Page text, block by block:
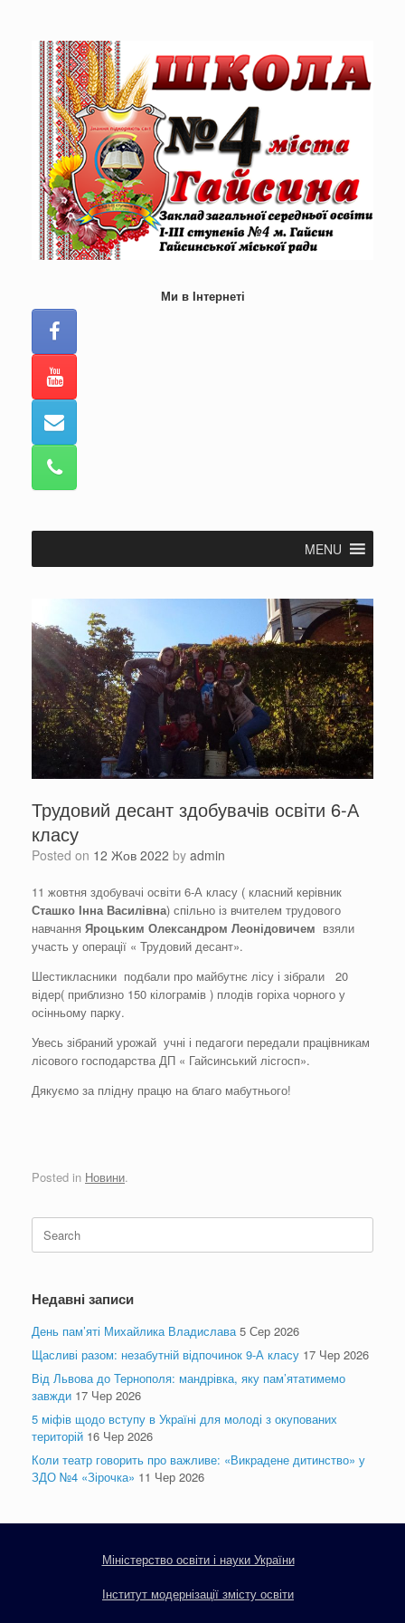
Ми в Інтернеті
MENU
Трудовий десант здобувачів освіти 6-А
класу
Posted on 12 Жов 2022 by admin
11 жовтня здобувачі освіти 6-А класу ( класний керівник
Сташко Інна Василівна) спільно із вчителем трудового
навчання Яроцьким Олександром Леонідовичем взяли
участь у операції « Трудовий десант».
Шестикласники подбали про майбутнє лісу і зібрали 20
відер( приблизно 150 кілограмів ) плодів горіха чорного у
осінньому парку.
Увесь зібраний урожай учні і педагоги передали працівникам
лісового господарства ДП « Гайсинський лісгосп».
Дякуємо за плідну працю на благо мабутнього!
Posted in Новини.
Search
for:
Недавні записи
День пам’яті Михайлика Владислава 5 Сер 2026
Щасливі разом: незабутній відпочинок 9-А класу 17 Чер 2026
Від Львова до Тернополя: мандрівка, яку пам’ятатимемо
завжди 17 Чер 2026
5 міфів щодо вступу в Україні для молоді з окупованих
територій 16 Чер 2026
Коли театр говорить про важливе: «Викрадене дитинство» у
ЗДО №4 «Зірочка» 11 Чер 2026
Міністерство освіти і науки України
Інститут модернізації змісту освіти